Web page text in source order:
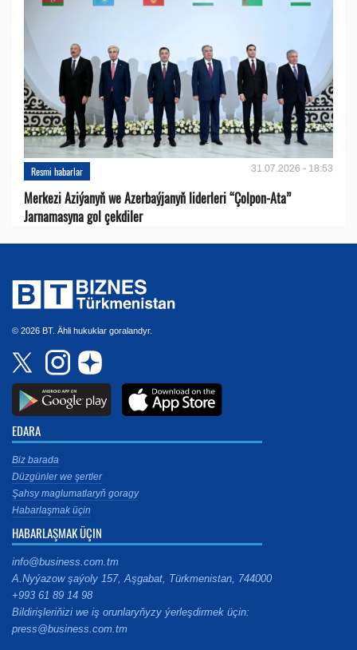
Resmi habarlar 31.07.2026 - 18:53
Merkezi Aziýanyň we Azerbaýjanyň liderleri “Çolpon-Ata”
Jarnamasyna gol çekdiler
© 2026 BT. Ähli hukuklar goralandyr.
EDARA
Biz barada
Düzgünler we şertler
Şahsy maglumatlaryň goragy
Habarlaşmak üçin
HABARLAŞMAK ÜÇIN
info@business.com.tm
A.Nyýazow şaýoly 157, Aşgabat, Türkmenistan, 744000
+993 61 89 14 98
Bildirişleriňizi we iş orunlaryňyzy ýerleşdirmek üçin:
press@business.com.tm